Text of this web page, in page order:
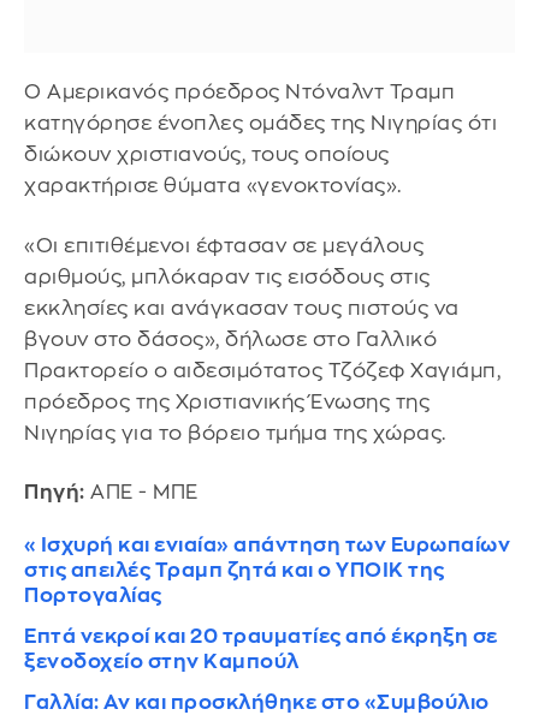
Ο Αμερικανός πρόεδρος Ντόναλντ Τραμπ
κατηγόρησε ένοπλες ομάδες της Νιγηρίας ότι
διώκουν χριστιανούς, τους οποίους
χαρακτήρισε θύματα «γενοκτονίας».
«Οι επιτιθέμενοι έφτασαν σε μεγάλους
αριθμούς, μπλόκαραν τις εισόδους στις
εκκλησίες και ανάγκασαν τους πιστούς να
βγουν στο δάσος», δήλωσε στο Γαλλικό
Πρακτορείο ο αιδεσιμότατος Τζόζεφ Χαγιάμπ,
πρόεδρος της Χριστιανικής Ένωσης της
Νιγηρίας για το βόρειο τμήμα της χώρας.
Πηγή: ΑΠΕ - ΜΠΕ
«Ισχυρή και ενιαία» απάντηση των Ευρωπαίων
στις απειλές Τραμπ ζητά και ο ΥΠΟΙΚ της
Πορτογαλίας
Επτά νεκροί και 20 τραυματίες από έκρηξη σε
ξενοδοχείο στην Καμπούλ
Γαλλία: Αν και προσκλήθηκε στο «Συμβούλιο